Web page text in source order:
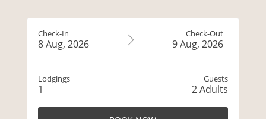
Check-In
8 Aug, 2026
Check-Out
9 Aug, 2026
Lodgings
1
Guests
2Adults